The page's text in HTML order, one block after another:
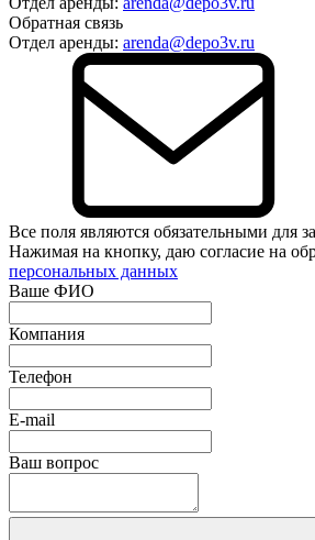
Обратная связь
Отдел аренды: arenda@depo3v.ru
Все поля являются обязательными для
Нажимая на кнопку, даю согласие на
персональных данных
Ваше ФИО
Компания
Телефон
E-mail
Ваш вопрос